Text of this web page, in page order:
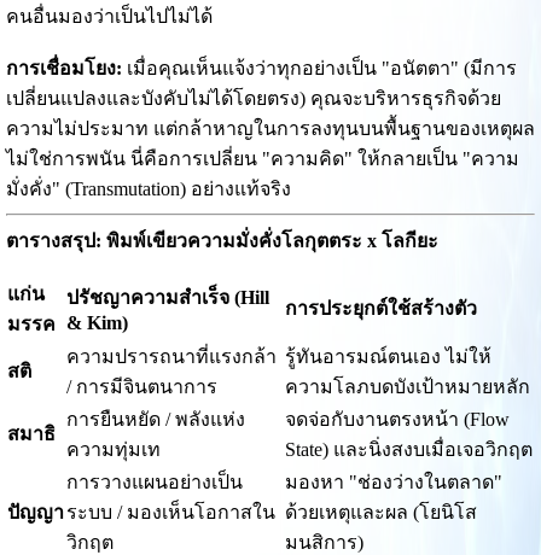
คนอื่นมองว่าเป็นไปไม่ได้
การเชื่อมโยง: เมื่อคุณเห็นแจ้งว่าทุกอย่างเป็น "อนัตตา" (มีการ
เปลี่ยนแปลงและบังคับไม่ได้โดยตรง) คุณจะบริหารธุรกิจด้วย
ความไม่ประมาท แต่กล้าหาญในการลงทุนบนพื้นฐานของเหตุผล
ไม่ใช่การพนัน นี่คือการเปลี่ยน "ความคิด" ให้กลายเป็น "ความ
มั่งคั่ง" (Transmutation) อย่างแท้จริง
ตารางสรุป: พิมพ์เขียวความมั่งคั่งโลกุตตระ x โลกียะ
แก่น
มรรค
ปรัชญาความสำเร็จ (Hill
& Kim)
การประยุกต์ใช้สร้างตัว
สติ
ความปรารถนาที่แรงกล้า
/ การมีจินตนาการ
รู้ทันอารมณ์ตนเอง ไม่ให้
ความโลภบดบังเป้าหมายหลัก
สมาธิ
การยืนหยัด / พลังแห่ง
ความทุ่มเท
จดจ่อกับงานตรงหน้า (Flow
State) และนิ่งสงบเมื่อเจอวิกฤต
ปัญญา
การวางแผนอย่างเป็น
ระบบ / มองเห็นโอกาสใน
วิกฤต
มองหา "ช่องว่างในตลาด"
ด้วยเหตุและผล (โยนิโส
มนสิการ)